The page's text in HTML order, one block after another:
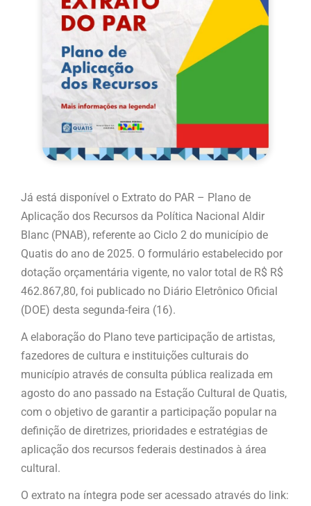
Já está disponível o Extrato do PAR – Plano de
Aplicação dos Recursos da Política Nacional Aldir
Blanc (PNAB), referente ao Ciclo 2 do município de
Quatis do ano de 2025. O formulário estabelecido por
dotação orçamentária vigente, no valor total de R$ R$
462.867,80, foi publicado no Diário Eletrônico Oficial
(DOE) desta segunda-feira (16).
A elaboração do Plano teve participação de artistas,
fazedores de cultura e instituições culturais do
município através de consulta pública realizada em
agosto do ano passado na Estação Cultural de Quatis,
com o objetivo de garantir a participação popular na
definição de diretrizes, prioridades e estratégias de
aplicação dos recursos federais destinados à área
cultural.
O extrato na íntegra pode ser acessado através do link: